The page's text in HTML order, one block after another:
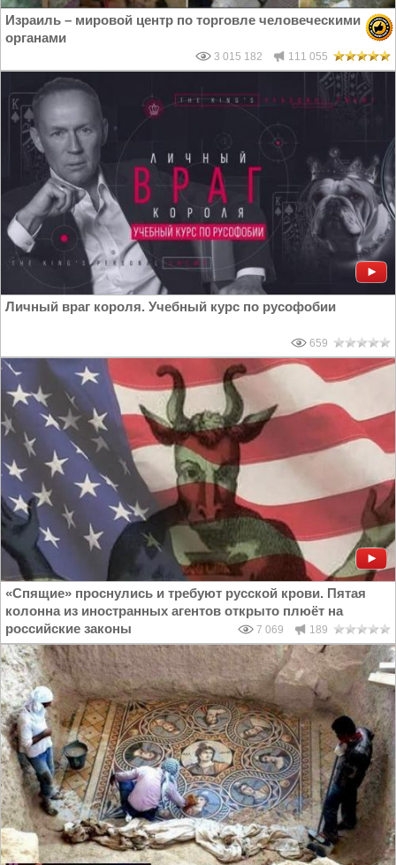
Израиль – мировой центр по торговле человеческими
органами
3 015 182 111 055
Личный враг короля. Учебный курс по русофобии
659
«Спящие» проснулись и требуют русской крови. Пятая
колонна из иностранных агентов открыто плюёт на
российские законы
7 069 189